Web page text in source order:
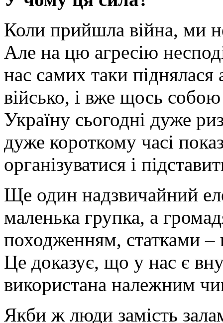
Коли прийшла війна, ми
Але на цю агресію
нас самих таки
військо, і вже щось
Україну сьогодні дуже
дуже короткому часі
організуватися і
Ще один надзвичайний
маленька групка, а
походженням, статками –
Це доказує, що у нас є
використана належним
Якби ж люди замість